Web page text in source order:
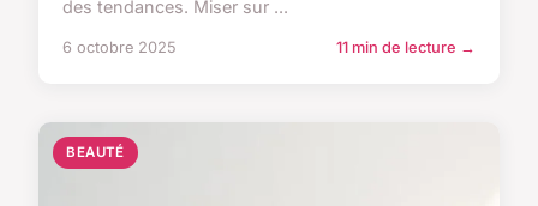
des tendances. Miser sur ...
6 octobre 2025 11 min de lecture →
BEAUTÉ